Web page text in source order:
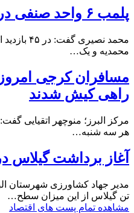
پلمب ۶ واحد صنفی در شهرستان البرز
محمدیه و یک…
مسافران کرجی امروز
راهی کیش شدند
مرکز البرز؛ منوچهر اتقیایی
هر سه شنبه…
آغاز برداشت گیلاس
تن گیلاس از این میزان سطح…
مشاهده تمام پست های اقتصاد